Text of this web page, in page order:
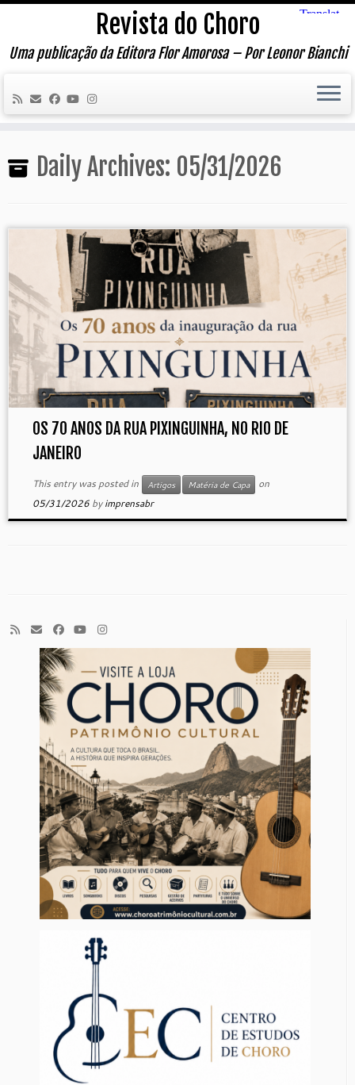
Skip
content
Revista do Choro
Uma publicação da Editora Flor Amorosa – Por Leonor Bianchi
Daily Archives: 05/31/2026
OS 70 ANOS DA RUA PIXINGUINHA, NO RIO DE
JANEIRO
This entry was posted in Artigos Matéria de Capa
on
05/31/2026 byimprensabr